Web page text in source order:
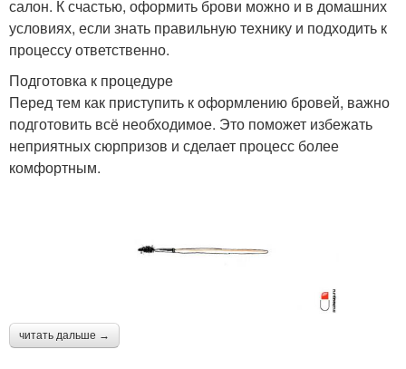
салон. К счастью, оформить брови можно и в домашних
условиях, если знать правильную технику и подходить к
процессу ответственно.
Подготовка к процедуре
Перед тем как приступить к оформлению бровей, важно
подготовить всё необходимое. Это поможет избежать
неприятных сюрпризов и сделает процесс более
комфортным.
читать дальше →